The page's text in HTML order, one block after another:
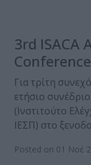
3rd ISACA
Conference
Για τρίτη
ετήσιο
(Ινστιτούτο
ΙΕΣΠ) στο
Posted on 01 Νοέ